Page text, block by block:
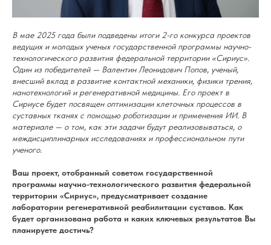
В мае 2025 года были подведены итоги 2-го конкурса проектов
ведущих и молодых ученых государственной программы научно-
технологического развития федеральной территории «Сириус».
Один из победителей — Валентин Леонидович Попов, ученый,
внесший вклад в развитие контактной механики, физики трения,
нанотехнологий и регенеративной медицины. Его проект в
Сириусе будет посвящен оптимизации клеточных процессов в
суставных тканях с помощью роботизации и применения ИИ. В
материале — о том, как эти задачи будут реализовываться, о
междисциплинарных исследованиях и профессиональном пути
ученого.
Ваш проект, отобранный советом государственной
программы научно-технологического развития федеральной
территории «Сириус», предусматривает создание
лаборатории регенеративной реабилитации суставов. Как
будет организована работа и каких ключевых результатов Вы
планируете достичь?